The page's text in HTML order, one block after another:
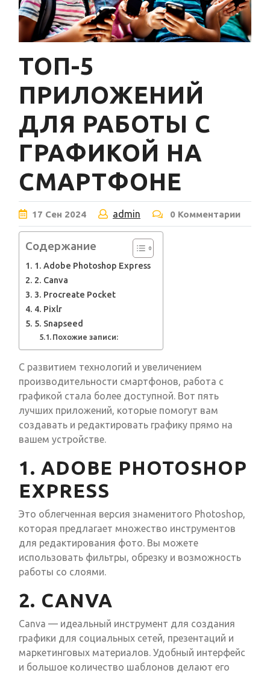
ТОП-5
ПРИЛОЖЕНИЙ
ДЛЯ РАБОТЫ С
ГРАФИКОЙ НА
СМАРТФОНЕ
17 Сен 2024 admin 0 Комментарии
Содержание
1. Adobe Photoshop Express
2. Canva
3. Procreate Pocket
4. Pixlr
5. Snapseed
Похожие записи:
С развитием технологий и увеличением
производительности смартфонов, работа с
графикой стала более доступной. Вот пять
лучших приложений, которые помогут вам
создавать и редактировать графику прямо на
вашем устройстве.
1. ADOBE PHOTOSHOP
EXPRESS
Это облегченная версия знаменитого Photoshop,
которая предлагает множество инструментов
для редактирования фото. Вы можете
использовать фильтры, обрезку и возможность
работы со слоями.
2. CANVA
Canva — идеальный инструмент для создания
графики для социальных сетей, презентаций и
маркетинговых материалов. Удобный интерфейс
и большое количество шаблонов делают его